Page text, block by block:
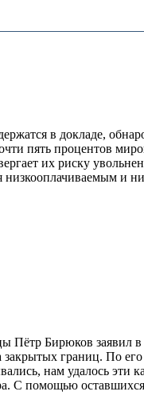
в докладе,
пять процентов
их риску
низкооплачиваемым и
Пётр Бирюков заявил
закрытых границ. По
нам удалось эти
С помощью